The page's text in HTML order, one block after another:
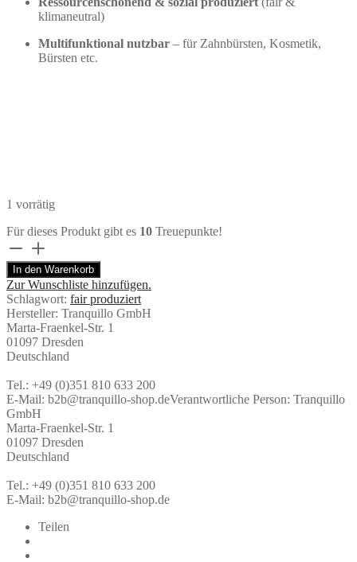
klimaneutral)
Multifunktional nutzbar – für Zahnbürsten, Kosmetik,
Bürsten etc.
1 vorrätig
Für dieses Produkt gibt es 10 Treuepunkte!
Zahnbürstenhalter
„ROMANTIC“
|
Tranquillo
Menge
In den Warenkorb
Zur Wunschliste hinzufügen.
Schlagwort: fair produziert
Hersteller: Tranquillo GmbH
Marta-Fraenkel-Str. 1
01097 Dresden
Deutschland
Tel.: +49 (0)351 810 633 200
E-Mail: b2b@tranquillo-shop.deVerantwortliche Person: Tranquillo
GmbH
Marta-Fraenkel-Str. 1
01097 Dresden
Deutschland
Tel.: +49 (0)351 810 633 200
E-Mail: b2b@tranquillo-shop.de
Teilen